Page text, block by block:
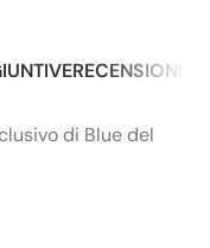
RECENSIONI
di Blue del